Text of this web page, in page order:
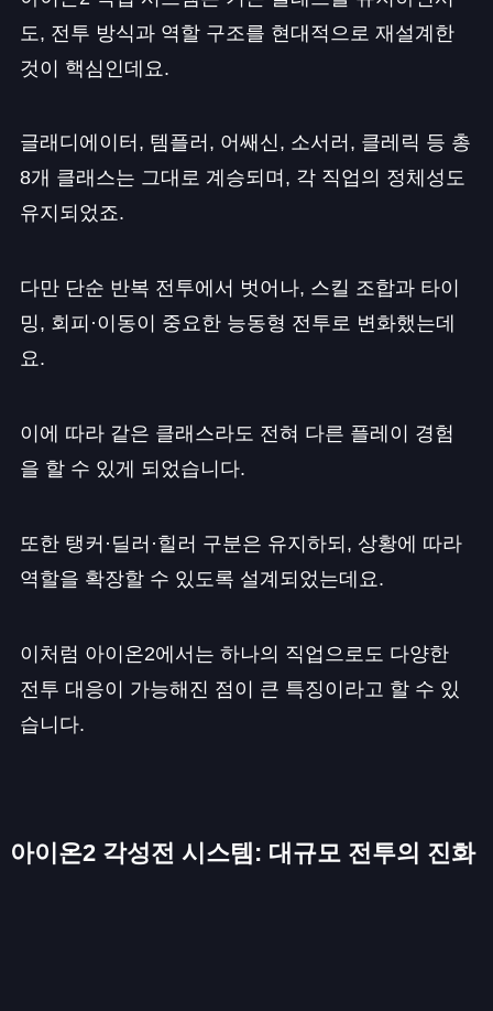
도, 전투 방식과 역할 구조를 현대적으로 재설계한
것이 핵심인데요.
글래디에이터, 템플러, 어쌔신, 소서러, 클레릭 등 총
8개 클래스는 그대로 계승되며, 각 직업의 정체성도
유지되었죠.
다만 단순 반복 전투에서 벗어나, 스킬 조합과 타이
밍, 회피·이동이 중요한 능동형 전투로 변화했는데
요.
이에 따라 같은 클래스라도 전혀 다른 플레이 경험
을 할 수 있게 되었습니다.
또한 탱커·딜러·힐러 구분은 유지하되, 상황에 따라
역할을 확장할 수 있도록 설계되었는데요.
이처럼 아이온2에서는 하나의 직업으로도 다양한
전투 대응이 가능해진 점이 큰 특징이라고 할 수 있
습니다.
아이온2 각성전 시스템: 대규모 전투의 진화